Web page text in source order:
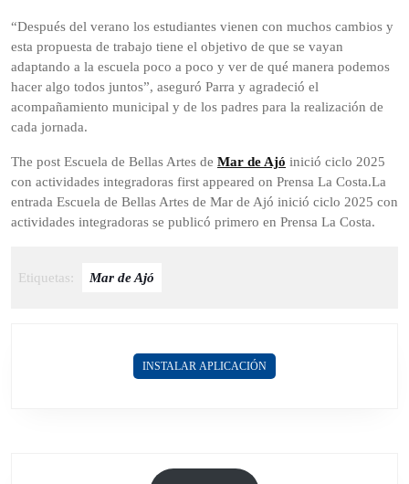
“Después del verano los estudiantes vienen con muchos cambios y
esta propuesta de trabajo tiene el objetivo de que se vayan
adaptando a la escuela poco a poco y ver de qué manera podemos
hacer algo todos juntos”, aseguró Parra y agradeció el
acompañamiento municipal y de los padres para la realización de
cada jornada.
The post Escuela de Bellas Artes de Mar de Ajó inició ciclo 2025
con actividades integradoras first appeared on Prensa La Costa.La
entrada Escuela de Bellas Artes de Mar de Ajó inició ciclo 2025 con
actividades integradoras se publicó primero en Prensa La Costa.
Etiquetas: Mar de Ajó
INSTALAR APLICACIÓN